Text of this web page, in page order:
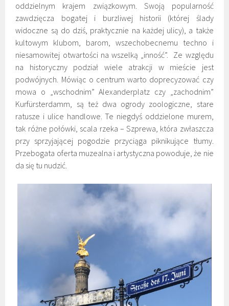
oddzielnym krajem związkowym. Swoją popularność
zawdzięcza bogatej i burzliwej historii (której ślady
widoczne są do dziś, praktycznie na każdej ulicy), a także
kultowym klubom, barom, wszechobecnemu techno i
niesamowitej otwartości na wszelką „inność”. Ze względu
na historyczny podział wiele atrakcji w mieście jest
podwójnych. Mówiąc o centrum warto doprecyzować czy
mowa o „wschodnim” Alexanderplatz czy „zachodnim”
Kurfürsterdamm, są też dwa ogrody zoologiczne, stare
ratusze i ulice handlowe. Te niegdyś oddzielone murem,
tak różne połówki, scala rzeka – Szprewa, która zwłaszcza
przy sprzyjającej pogodzie przyciąga piknikujące tłumy.
Przebogata oferta muzealna i artystyczna powoduje, że nie
da się tu nudzić.